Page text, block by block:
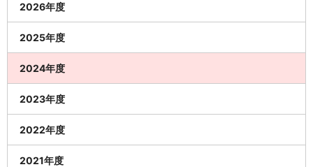
2026年度
2025年度
2024年度
2023年度
2022年度
2021年度